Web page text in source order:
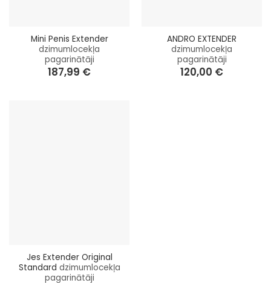
Mini Penis Extender
dzimumlocekļa
pagarinātāji
187,99 €
ANDRO EXTENDER
dzimumlocekļa
pagarinātāji
120,00 €
Jes Extender Original
Standard dzimumlocekļa
pagarinātāji